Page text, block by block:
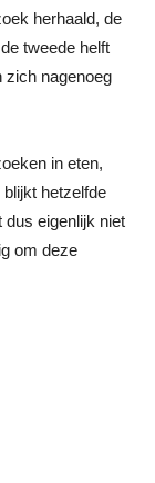
herhaald, de
tweede helft
zich nagenoeg
in eten,
blijkt hetzelfde
eigenlijk niet
om deze